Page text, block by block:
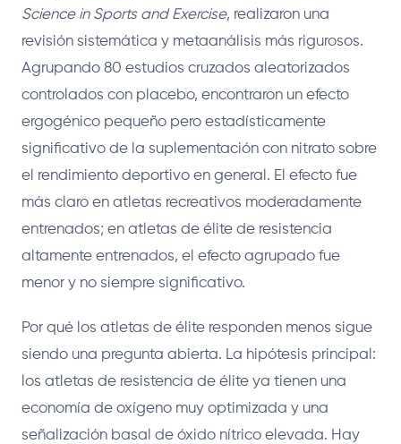
Science in Sports and Exercise, realizaron una
revisión sistemática y metaanálisis más rigurosos.
Agrupando 80 estudios cruzados aleatorizados
controlados con placebo, encontraron un efecto
ergogénico pequeño pero estadísticamente
significativo de la suplementación con nitrato sobre
el rendimiento deportivo en general. El efecto fue
más claro en atletas recreativos moderadamente
entrenados; en atletas de élite de resistencia
altamente entrenados, el efecto agrupado fue
menor y no siempre significativo.
Por qué los atletas de élite responden menos sigue
siendo una pregunta abierta. La hipótesis principal:
los atletas de resistencia de élite ya tienen una
economía de oxígeno muy optimizada y una
señalización basal de óxido nítrico elevada. Hay